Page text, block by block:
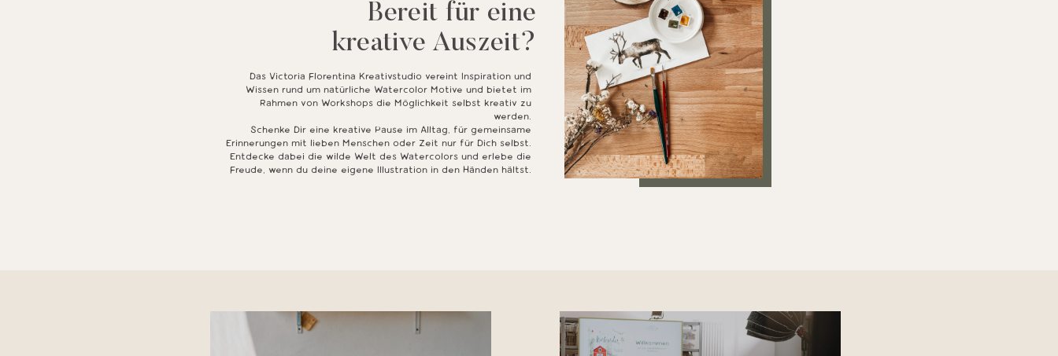
Bereit für eine
kreative Auszeit?
Das Victoria Florentina Kreativstudio vereint Inspiration und
Wissen rund um natürliche Watercolor Motive und bietet im
Rahmen von Workshops die Möglichkeit selbst kreativ zu
werden.
Schenke Dir eine kreative Pause im Alltag, für gemeinsame
Erinnerungen mit lieben Menschen oder Zeit nur für Dich selbst.
Entdecke dabei die wilde Welt des Watercolors und erlebe die
Freude, wenn du deine eigene Illustration in den Händen hältst.